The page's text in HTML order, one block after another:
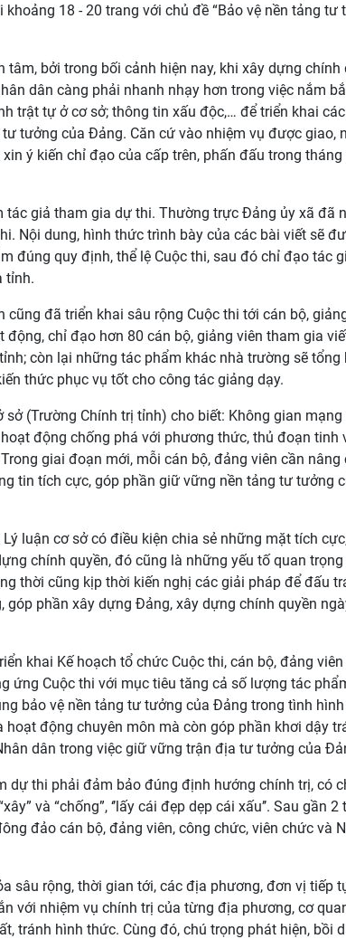
18 - 20 trang với chủ đề “Bảo vệ nền tảng tư
bởi trong bối cảnh hiện nay, khi xây dựng chính
dân càng phải nhanh nhạy hơn trong việc nắm
trật tự ở cơ sở; thông tin xấu độc,… để triển khai
tưởng của Đảng. Căn cứ vào nhiệm vụ được giao,
ý kiến chỉ đạo của cấp trên, phấn đấu trong tháng
tác giả tham gia dự thi. Thường trực Đảng ủy xã đã
Nội dung, hình thức trình bày của các bài viết sẽ
đúng quy định, thể lệ Cuộc thi, sau đó chỉ đạo tác
tỉnh.
đã triển khai sâu rộng Cuộc thi tới cán bộ,
chỉ đạo hơn 80 cán bộ, giảng viên tham gia
còn lại những tác phẩm khác nhà trường sẽ tổng
thức phục vụ tốt cho công tác giảng dạy.
(Trường Chính trị tỉnh) cho biết: Không gian mạng
động chống phá với phương thức, thủ đoạn tinh
giai đoạn mới, mỗi cán bộ, đảng viên cần nâng
tin tích cực, góp phần giữ vững nền tảng tư tưởng
luận cơ sở có điều kiện chia sẻ những mặt tích
chính quyền, đó cũng là những yếu tố quan
thời cũng kịp thời kiến nghị các giải pháp để đấu
phần xây dựng Đảng, xây dựng chính quyền
khai Kế hoạch tổ chức Cuộc thi, cán bộ, đảng
ứng Cuộc thi với mục tiêu tăng cả số lượng tác
bảo vệ nền tảng tư tưởng của Đảng trong tình
động chuyên môn mà còn góp phần khơi dậy
dân trong việc giữ vững trận địa tư tưởng của
dự thi phải đảm bảo đúng định hướng chính trị, có
và “chống”, ‘’lấy cái đẹp dẹp cái xấu’’. Sau gần 2
đảo cán bộ, đảng viên, công chức, viên chức và
sâu rộng, thời gian tới, các địa phương, đơn vị tiếp
với nhiệm vụ chính trị của từng địa phương, cơ
tránh hình thức. Cùng đó, chú trọng phát hiện, bồi